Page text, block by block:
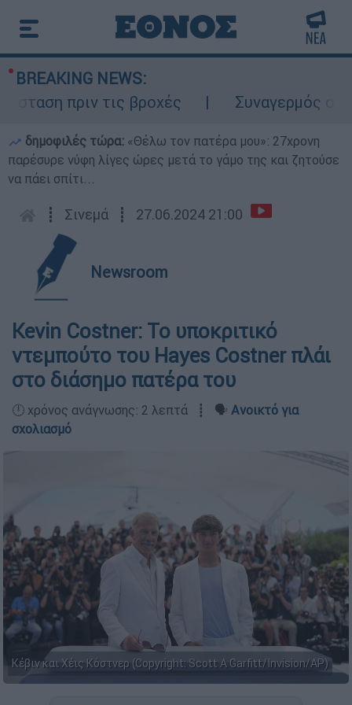
BREAKING NEWS:
πριν τις βροχές
Συναγερμός στον
δημοφιλές τώρα: «Θέλω τον πατέρα μου»: 27χρονη
παρέσυρε νύφη λίγες ώρες μετά το γάμο της και ζητούσε
να πάει σπίτι...
┋ Σινεμά ┋ 27.06.2024 21:00
Newsroom
Kevin Costner: Το υποκριτικό
ντεμπούτο του Hayes Costner πλάι
στο διάσημο πατέρα του
🕛 χρόνος ανάγνωσης: 2 λεπτά ┋ 🗣️ Ανοικτό για
σχολιασμό
Κέβιν και Χέις Κόστνερ (Copyright: Scott A Garfitt/Invision/AP)